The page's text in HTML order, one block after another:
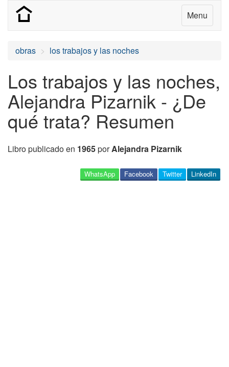
Menu
obras los trabajos y las noches
Los trabajos y las noches,
Alejandra Pizarnik - ¿De
qué trata? Resumen
Libro publicado en 1965porAlejandra Pizarnik
LinkedIn
Twitter
Facebook
WhatsApp